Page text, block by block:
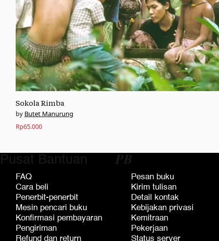
Sokola Rimba
Butet Manurung
Rp65.000
Pusat Bantuan
FAQ
Cara beli
Penerbit-penerbit
Mesin pencari buku
Konfirmasi pembayaran
Pengiriman
Refund dan return
𝑷𝑩
Pesan buku
Kirim tulisan
Detail kontak
Kebijakan privasi
Kemitraan
Pekerjaan
Status server